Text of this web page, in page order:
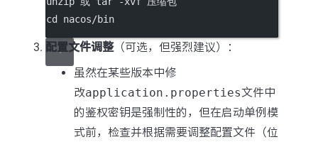
cd nacos/bin
配置文件调整（可选，但强烈建议）：
虽然在某些版本中修
改application.properties文件中
的鉴权密钥是强制性的，但在启动单例模
式前，检查并根据需要调整配置文件（位